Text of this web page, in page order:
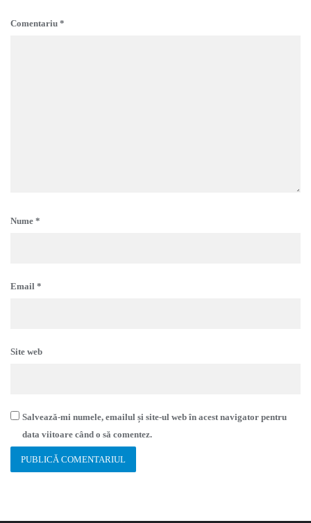
Comentariu *
Nume *
Email *
Site web
Salvează-mi numele, emailul și site-ul web în acest navigator pentru
data viitoare când o să comentez.